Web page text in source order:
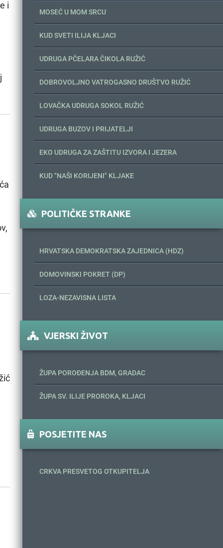
i
MOSEĆ U MOM SRCU
KUD SVETI ILIJA KLJACI
UDRUGA PČELARA ČIKOLA RUŽIĆ
DOBROVOLJNO VATROGASNO DRUŠTVO RUŽIĆ
LOVAČKA UDRUGA SOKOL RUŽIĆ
UDRUGA BUZOV I PRIJATELJI
EKO UDRUGA ZA ZAŠTITU IZVORA I JEZERA
KUD "NAŠI KORIJENI" KLJAKE
POLITIČKE STRANKE
HRVATSKA DEMOKRATSKA ZAJEDNICA (HDZ)
DOMOVINSKI POKRET (DP)
LOZA-NEZAVISNA LISTA
VJERSKI ŽIVOT
ŽUPA POROĐENJA BDM, GRADAC
ŽUPA SV. ILIJE PROROKA, KLJACI
POSJETITE NAS
CRKVA PRESVETOG OTKUPITELJA